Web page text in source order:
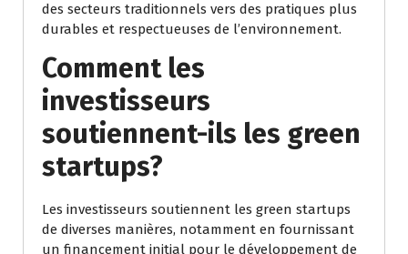
des secteurs traditionnels vers des pratiques plus
durables et respectueuses de l’environnement.
Comment les
investisseurs
soutiennent-ils les green
startups?
Les investisseurs soutiennent les green startups
de diverses manières, notamment en fournissant
un financement initial pour le développement de